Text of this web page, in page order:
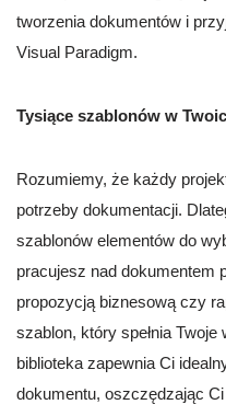
tworzenia dokumentów i
Visual Paradigm.
Tysiące szablonów w
Rozumiemy, że każdy
potrzeby dokumentacji.
szablonów elementów do
pracujesz nad dokumentem
propozycją biznesową czy
szablon, który spełnia
biblioteka zapewnia Ci
dokumentu, oszczędzając Ci